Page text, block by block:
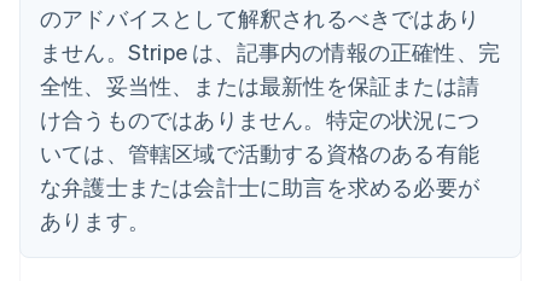
のアドバイスとして解釈されるべきではあり
ません。Stripe は、記事内の情報の正確性、完
全性、妥当性、または最新性を保証または請
け合うものではありません。特定の状況につ
いては、管轄区域で活動する資格のある有能
な弁護士または会計士に助言を求める必要が
あります。
エストニア
English
オーストラリア
English
オーストリア
DeutschEnglish
オランダ
NederlandsEnglish
カナダ